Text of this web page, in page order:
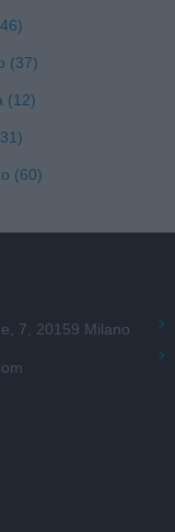
(37)
(12)
(60)
7, 20159 Milano